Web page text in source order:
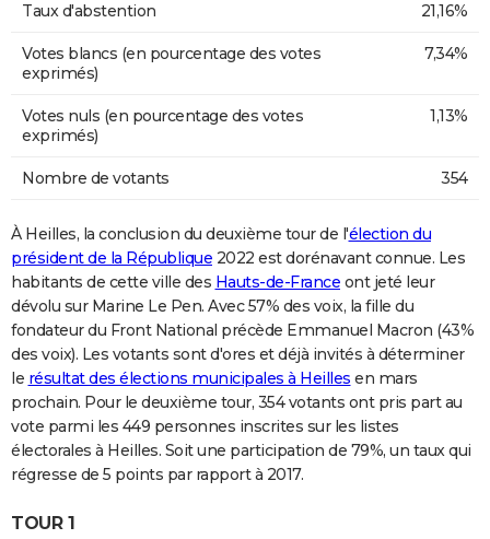
Taux d'abstention 21,16%
Votes blancs (en pourcentage des votes
exprimés)
7,34%
Votes nuls (en pourcentage des votes
exprimés)
1,13%
Nombre de votants 354
À Heilles, la conclusion du deuxième tour de l'élection du
président de la République 2022 est dorénavant connue. Les
habitants de cette ville des Hauts-de-France ont jeté leur
dévolu sur Marine Le Pen. Avec 57% des voix, la fille du
fondateur du Front National précède Emmanuel Macron (43%
des voix). Les votants sont d'ores et déjà invités à déterminer
le résultat des élections municipales à Heilles en mars
prochain. Pour le deuxième tour, 354 votants ont pris part au
vote parmi les 449 personnes inscrites sur les listes
électorales à Heilles. Soit une participation de 79%, un taux qui
régresse de 5 points par rapport à 2017.
TOUR 1